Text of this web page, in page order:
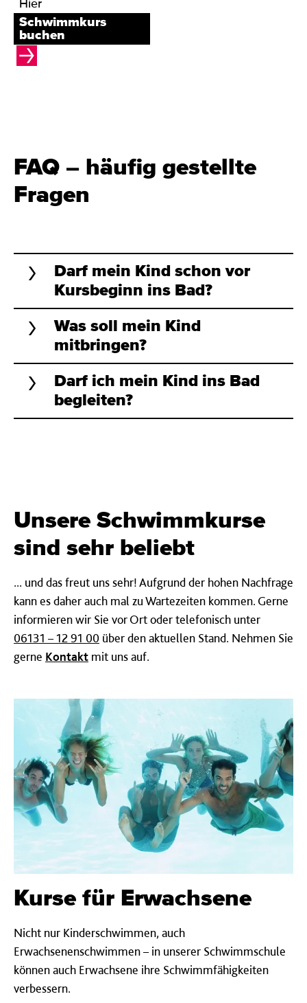
Hier
Schwimmkurs
buchen
FAQ – häufig gestellte
Fragen
Darf mein Kind schon vor
Kursbeginn ins Bad?
Was soll mein Kind
mitbringen?
Darf ich mein Kind ins Bad
begleiten?
Unsere Schwimm­kurse
sind sehr beliebt
... und das freut uns sehr! Aufgrund der hohen Nachfrage
kann es daher auch mal zu Wartezeiten kommen. Gerne
informieren wir Sie vor Ort oder telefonisch unter
06131 – 12 91 00 über den aktuellen Stand. Nehmen Sie
gerne Kontakt mit uns auf.
Kurse für Erwachsene
Nicht nur Kinderschwimmen, auch
Erwachsenenschwimmen – in unserer Schwimmschule
können auch Erwachsene ihre Schwimmfähigkeiten
verbessern.